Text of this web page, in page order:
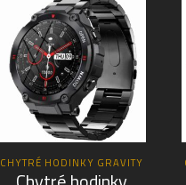
CHYTRÉ HODINKY GRAVITY